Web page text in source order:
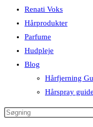
Renati Voks
Hårprodukter
Parfume
Hudpleje
Blog
Hårfjerning
Hårspray